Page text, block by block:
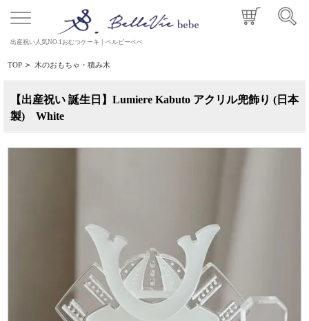
出産祝い人気NO.1おむつケーキ｜ベルビーベベ
TOP > 木のおもちゃ・積み木
【出産祝い 誕生日】Lumiere Kabuto アクリル兜飾り (日本
製) White